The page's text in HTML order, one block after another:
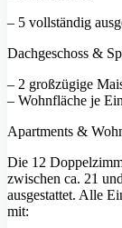
– 5 vollständig
Dachgeschoss &
– 2 großzügige
– Wohnfläche je
Apartments &
Die 12
zwischen ca. 21
ausgestattet. Alle
mit: